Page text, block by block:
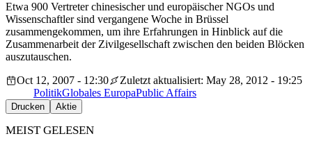
Etwa 900 Vertreter chinesischer und europäischer NGOs und
Wissenschaftler sind vergangene Woche in Brüssel
zusammengekommen, um ihre Erfahrungen in Hinblick auf die
Zusammenarbeit der Zivilgesellschaft zwischen den beiden Blöcken
auszutauschen.
Oct 12, 2007 - 12:30
Zuletzt aktualisiert: May 28, 2012 - 19:25
PolitikGlobales EuropaPublic Affairs
Drucken Aktie
MEIST GELESEN